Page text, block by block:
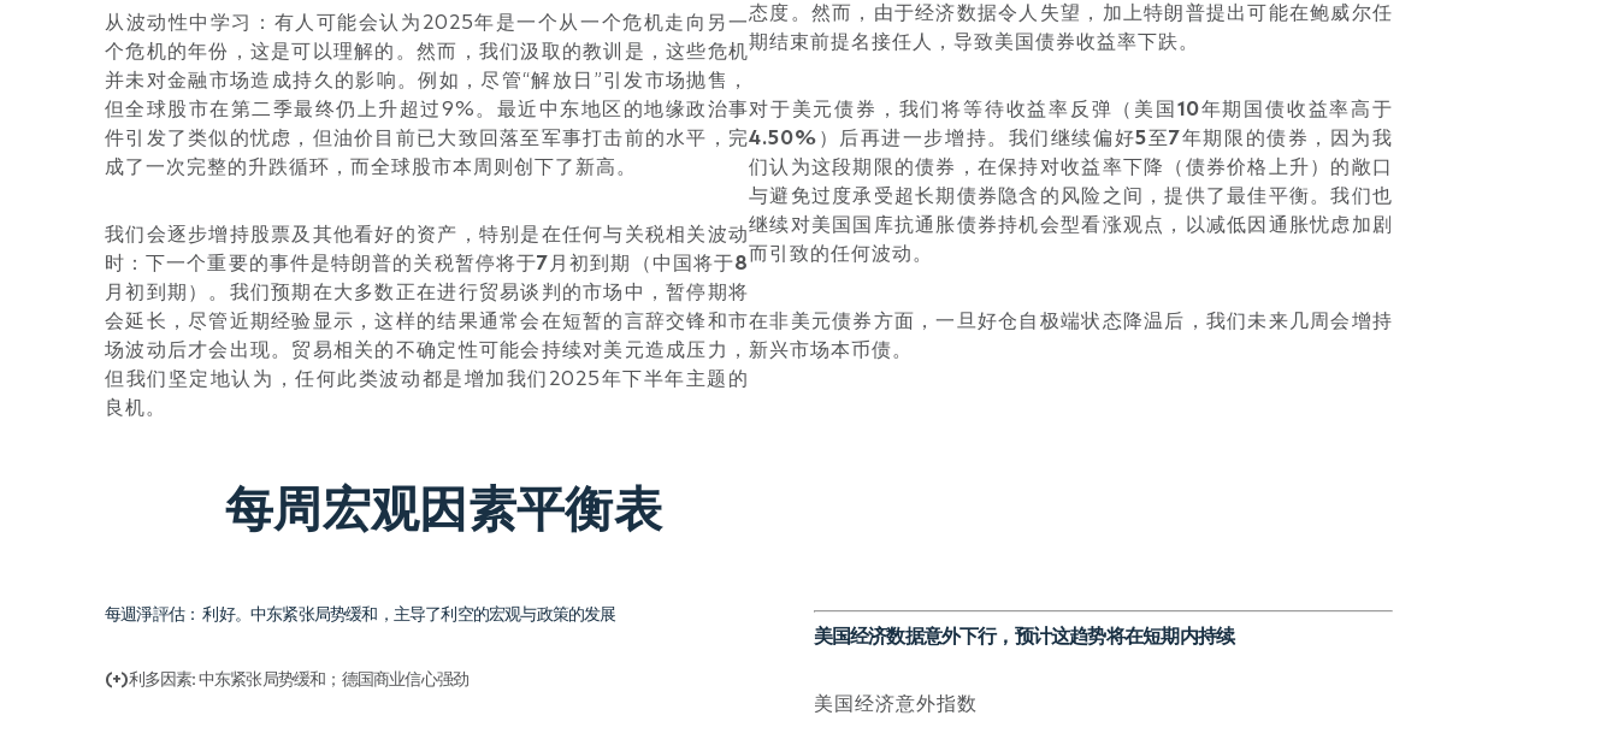
从波动性中学习： 有人可能会认为2025年是一个从一个危机走向另一
个危机的年份，这是可以理解的。然而，我们汲取的教训是，这些危机
并未对金融市场造成持久的影响。例如，尽管“解放日”引发市场抛售，
但全球股市在第二季最终仍上升超过9%。最近中东地区的地缘政治事
件引发了类似的忧虑，但油价目前已大致回落至军事打击前的水平，完
成了一次完整的升跌循环，而全球股市本周则创下了新高。
我们会逐步增持股票及其他看好的资产，特别是在任何与关税相关波动
时：下一个重要的事件是特朗普的关税暂停将于7月初到期（中国将于8
月初到期）。 我们预期在大多数正在进行贸易谈判的市场中，暂停期将
会延长，尽管近期经验显示，这样的结果通常会在短暂的言辞交锋和市
场波动后才会出现。贸易相关的不确定性可能会持续对美元造成压力，
但我们坚定地认为，任何此类波动都是增加我们2025年下半年主题的
良机。
态度。然而，由于经济数据令人失望，加上特朗普提出可能在鲍威尔任
期结束前提名接任人，导致美国债券收益率下趺。
对于美元债券，我们将等待收益率反弹（ 美国 10年期国债收益率高于
4.50% ）后再进一步增持。我们继续偏好5至7年期限的债券，因为我
们认为这段期限的债券，在保持对收益率下降（债券价格上升）的敞口
与避免过度承受超长期债券隐含的风险之间，提供了最佳平衡。我们也
继续对美国国库抗通胀债券持机会型看涨观点，以减低因通胀忧虑加剧
而引致的任何波动。
在非美元债券方面，一旦好仓自极端状态降温后，我们未来几周会增持
新兴市场本币债。
每周宏观因素平衡表
每週淨評估： 利好。中东紧张局势缓和，主导了利空的宏观与政策的发展
(+)利多因素:中东紧张局势缓和；德国商业信心强劲
美国经济数据意外下行，预计这趋势将在短期内持续
美国经济意外指数